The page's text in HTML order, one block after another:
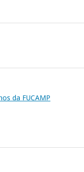
da FUCAMP